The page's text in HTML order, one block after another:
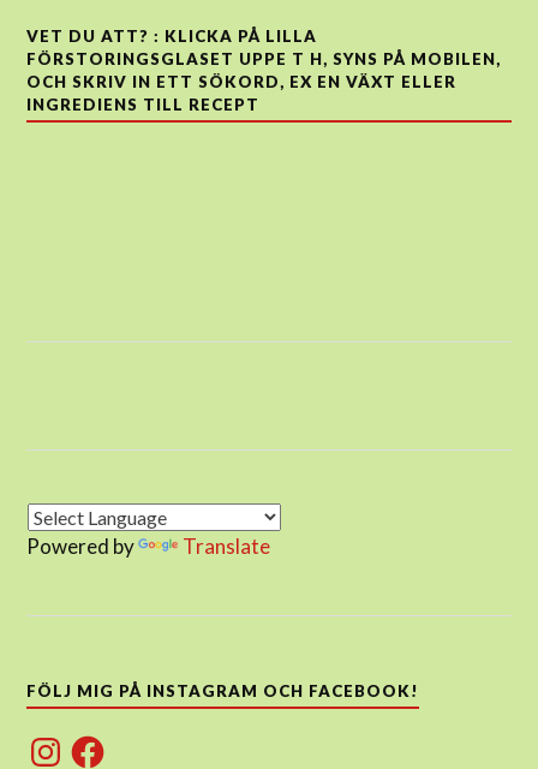
VET DU ATT? : KLICKA PÅ LILLA
FÖRSTORINGSGLASET UPPE T H, SYNS PÅ MOBILEN,
OCH SKRIV IN ETT SÖKORD, EX EN VÄXT ELLER
INGREDIENS TILL RECEPT
Powered by Translate
FÖLJ MIG PÅ INSTAGRAM OCH FACEBOOK!
InstagramFacebook